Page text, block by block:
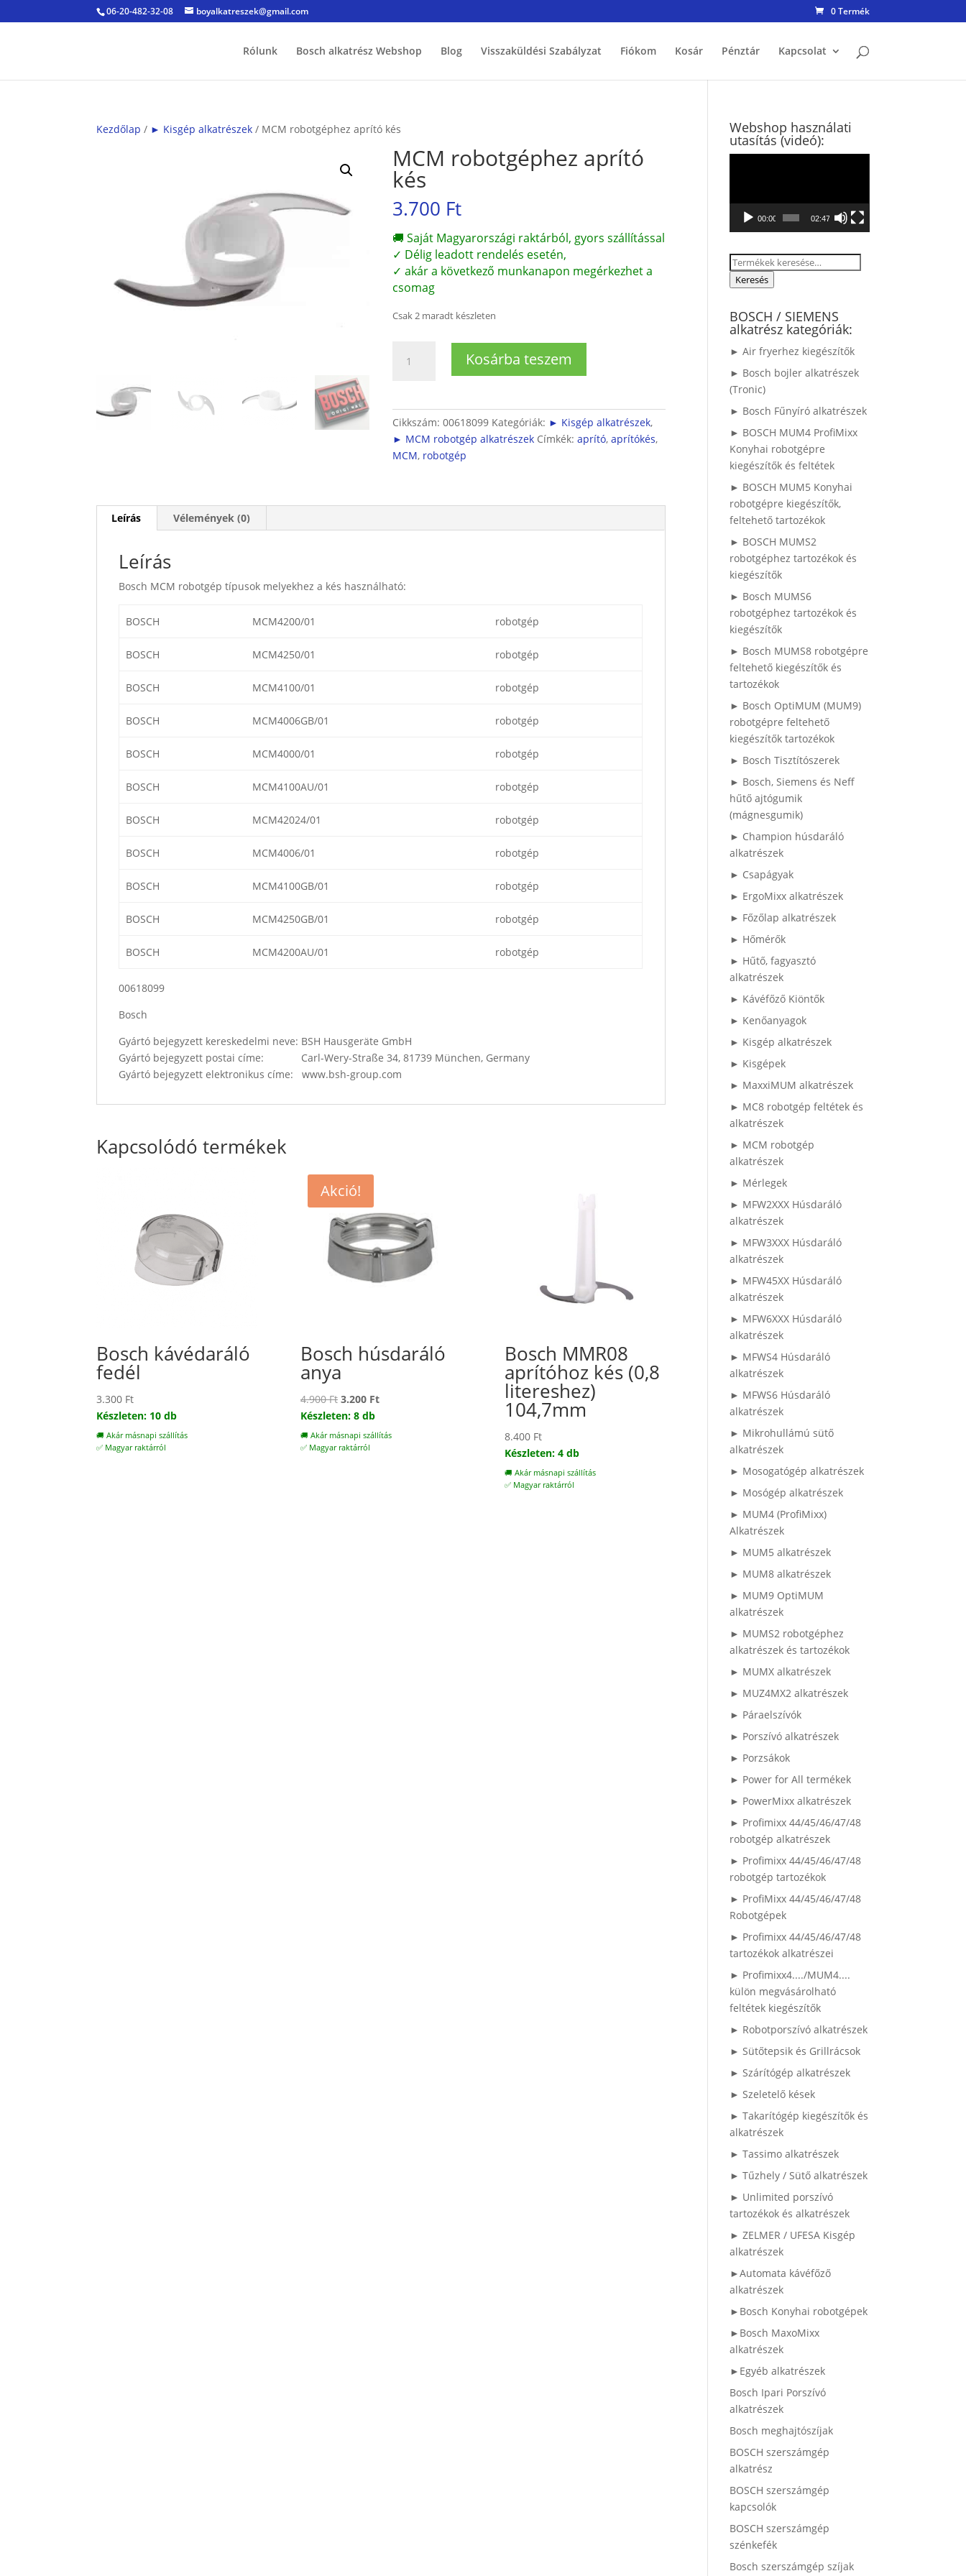
06-20-482-32-08 boyalkatreszek@gmail.com 0 Termék
Rólunk Bosch alkatrész Webshop Blog Visszaküldési Szabályzat Fiókom Kosár Pénztár Kapcsolat
Kezdőlap / ► Kisgép alkatrészek / MCM robotgéphez aprító kés
MCM robotgéphez aprító
kés
3.700 Ft
🚚 Saját Magyarországi raktárból, gyors szállítással
✓ Délig leadott rendelés esetén,
✓ akár a következő munkanapon megérkezhet a
csomag
Csak 2 maradt készleten
robotgéphez
mennyiség
Kosárba teszem
Cikkszám:00618099 Kategóriák: ► Kisgép alkatrészek,
► MCM robotgép alkatrészek Címkék:aprító,aprítókés,
MCM, robotgép
Leírás Vélemények (0)
Leírás
Bosch MCM robotgép típusok melyekhez a kés használható:
BOSCH MCM4200/01 robotgép
BOSCH MCM4250/01 robotgép
BOSCH MCM4100/01 robotgép
BOSCH MCM4006GB/01 robotgép
BOSCH MCM4000/01 robotgép
BOSCH MCM4100AU/01 robotgép
BOSCH MCM42024/01 robotgép
BOSCH MCM4006/01 robotgép
BOSCH MCM4100GB/01 robotgép
BOSCH MCM4250GB/01 robotgép
BOSCH MCM4200AU/01 robotgép
00618099
Bosch
Gyártó bejegyzett kereskedelmi neve: BSH Hausgeräte GmbH
Gyártó bejegyzett postai címe: Carl-Wery-Straße 34, 81739 München, Germany
Gyártó bejegyzett elektronikus címe: www.bsh-group.com
Kapcsolódó termékek
Bosch kávédaráló
fedél
3.300 Ft
Készleten: 10 db
🚚 Akár másnapi szállítás
✅ Magyar raktárról
Akció!
Bosch húsdaráló
anya
4.900Ft Original
price
was:
4.900 Ft.
3.200 FtCurrent
is:
Készleten: 8 db
🚚 Akár másnapi szállítás
✅ Magyar raktárról
Bosch MMR08
aprítóhoz kés (0,8
litereshez)
104,7mm
8.400 Ft
Készleten: 4 db
🚚 Akár másnapi szállítás
✅ Magyar raktárról
Webshop használati
utasítás (videó):
00:00 02:47
Keresés
Keresés
BOSCH / SIEMENS
alkatrész kategóriák:
► Air fryerhez kiegészítők
► Bosch bojler alkatrészek
(Tronic)
► Bosch Fűnyíró alkatrészek
► BOSCH MUM4 ProfiMixx
Konyhai robotgépre
kiegészítők és feltétek
► BOSCH MUM5 Konyhai
robotgépre kiegészítők,
feltehető tartozékok
► BOSCH MUMS2
robotgéphez tartozékok és
kiegészítők
► Bosch MUMS6
robotgéphez tartozékok és
kiegészítők
► Bosch MUMS8 robotgépre
feltehető kiegészítők és
tartozékok
► Bosch OptiMUM (MUM9)
robotgépre feltehető
kiegészítők tartozékok
► Bosch Tisztítószerek
► Bosch, Siemens és Neff
hűtő ajtógumik
(mágnesgumik)
► Champion húsdaráló
alkatrészek
► Csapágyak
► ErgoMixx alkatrészek
► Főzőlap alkatrészek
► Hőmérők
► Hűtő, fagyasztó
alkatrészek
► Kávéfőző Kiöntők
► Kenőanyagok
► Kisgép alkatrészek
► Kisgépek
► MaxxiMUM alkatrészek
► MC8 robotgép feltétek és
alkatrészek
► MCM robotgép
alkatrészek
► Mérlegek
► MFW2XXX Húsdaráló
alkatrészek
► MFW3XXX Húsdaráló
alkatrészek
► MFW45XX Húsdaráló
alkatrészek
► MFW6XXX Húsdaráló
alkatrészek
► MFWS4 Húsdaráló
alkatrészek
► MFWS6 Húsdaráló
alkatrészek
► Mikrohullámú sütő
alkatrészek
► Mosogatógép alkatrészek
► Mosógép alkatrészek
► MUM4 (ProfiMixx)
Alkatrészek
► MUM5 alkatrészek
► MUM8 alkatrészek
► MUM9 OptiMUM
alkatrészek
► MUMS2 robotgéphez
alkatrészek és tartozékok
► MUMX alkatrészek
► MUZ4MX2 alkatrészek
► Páraelszívók
► Porszívó alkatrészek
► Porzsákok
► Power for All termékek
► PowerMixx alkatrészek
► Profimixx 44/45/46/47/48
robotgép alkatrészek
► Profimixx 44/45/46/47/48
robotgép tartozékok
► ProfiMixx 44/45/46/47/48
Robotgépek
► Profimixx 44/45/46/47/48
tartozékok alkatrészei
► Profimixx4..../MUM4....
külön megvásárolható
feltétek kiegészítők
► Robotporszívó alkatrészek
► Sütőtepsik és Grillrácsok
► Szárítógép alkatrészek
► Szeletelő kések
► Takarítógép kiegészítők és
alkatrészek
► Tassimo alkatrészek
► Tűzhely / Sütő alkatrészek
► Unlimited porszívó
tartozékok és alkatrészek
► ZELMER / UFESA Kisgép
alkatrészek
►Automata kávéfőző
alkatrészek
►Bosch Konyhai robotgépek
►Bosch MaxoMixx
alkatrészek
►Egyéb alkatrészek
Bosch Ipari Porszívó
alkatrészek
Bosch meghajtószíjak
BOSCH szerszámgép
alkatrész
BOSCH szerszámgép
kapcsolók
BOSCH szerszámgép
szénkefék
Bosch szerszámgép szíjak